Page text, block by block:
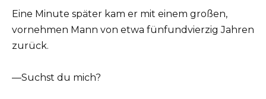
Eine Minute später kam er mit einem großen,
vornehmen Mann von etwa fünfundvierzig Jahren
zurück.
—Suchst du mich?